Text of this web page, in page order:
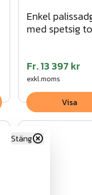
Enkel
med spetsig
Fr.13 397 kr
exkl.moms
Visa
Stäng